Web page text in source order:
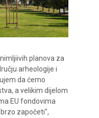
planova za
arheologije i
da ćemo
a velikim dijelom
EU fondovima
započeti",